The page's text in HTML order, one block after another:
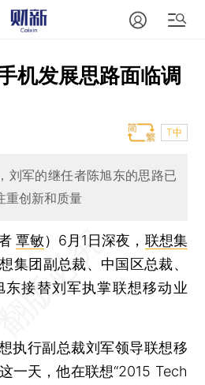
机发展思路面临调
T中
刘军的继任者陈旭东的思路已
重创新和质量
覃敏） 6月1日深夜， 联想集
集团副总裁、中国区总裁、
东接替刘军执掌联想移动业
行副总裁刘军领导联想移
一天，他在联想“2015 Tech